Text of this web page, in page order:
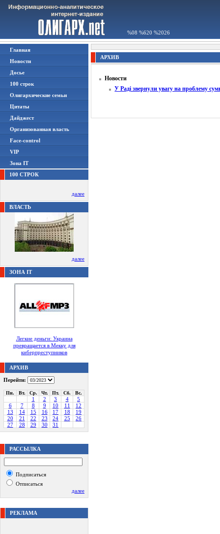
%08 %620 %2026
Главная
Новости
Досье
100 строк
Олигархические семьи
Цитаты
Дайджест
Организованная власть
Face-control
VIP
Зона IT
100 СТРОК
далее
ВЛАСТЬ
далее
ЗОНА IT
Легкие деньги: Украина
превращается в Мекку для
киберпреступников
АРХИВ
Перейти:
Пн. Вт. Ср. Чт. Пт. Сб. Вс.
1 2 3 4
5
6
7 8 9 10 11
12
13
14 15 16 17 18
19
20
21 22 23 24 25
26
27
28 29 30 31
РАССЫЛКА
Подписаться
Отписаться
далее
РЕКЛАМА
АРХИВ
Новости
У Раді звернули увагу на проблему